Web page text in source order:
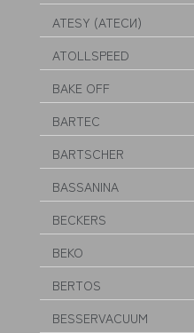
ATESY (АТЕСИ)
ATOLLSPEED
BAKE OFF
BARTEC
BARTSCHER
BASSANINA
BECKERS
BEKO
BERTOS
BESSERVACUUM